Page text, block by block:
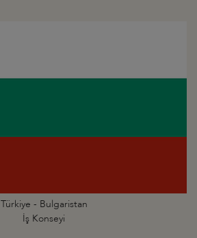
Türkiye - Bulgaristan
İş Konseyi